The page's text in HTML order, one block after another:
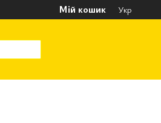
Мій кошик Укр